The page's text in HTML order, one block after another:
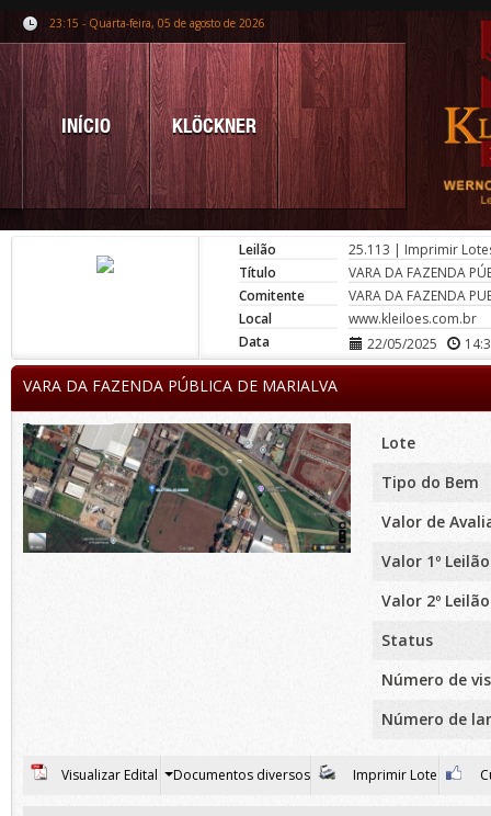
23:15 - Quarta-feira, 05 de agosto de 2026
INÍCIO KLÖCKNER
Leilão 25.113 | Imprimir
Título
VARA DA FAZENDA
Comitente
VARA DA FAZENDA
Local
www.kleiloes.com.br
Data
22/05/2025
VARA DA FAZENDA PÚBLICA DE MARIALVA
Lote
Tipo do Bem
Valor de
Valor 1º Leilão
Valor 2º Leilão
Status
Número de
Número de
Visualizar Edital Documentos diversos Imprimir Lote